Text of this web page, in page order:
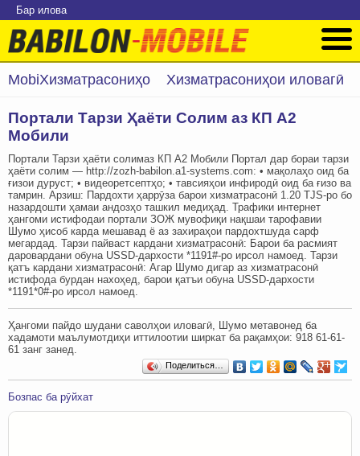
Бар илова
MobiХизматрасониҳо Хизматрасониҳои иловагӣ
Портали Тарзи Ҳаёти Солим аз КП А2
Мобили
Портали Тарзи ҳаёти солимаз КП А2 Мобили Портал дар бораи тарзи
ҳаёти солим — http://zozh-babilon.a1-systems.com: • мақолаҳо оид ба
ғизои дуруст; • видеоретсептҳо; • тавсияҳои инфиродӣ оид ба ғизо ва
тамрин. Арзиш: Пардохти ҳаррӯза барои хизматрасонӣ 1.20 TJS-ро бо
назардошти ҳамаи андозҳо ташкил медиҳад. Трафики интернет
ҳангоми истифодаи портали ЗОЖ мувофиқи нақшаи тарофавии
Шумо ҳисоб карда мешавад ё аз захираҳои пардохтшуда сарф
мегардад. Тарзи пайваст кардани хизматрасонӣ: Барои ба расмият
даровардани обуна USSD-дархости *1191#-ро ирсол намоед. Тарзи
қатъ кардани хизматрасонӣ: Агар Шумо дигар аз хизматрасонӣ
истифода бурдан нахоҳед, барои қатъи обуна USSD-дархости
*1191*0#-ро ирсол намоед.
Ҳангоми пайдо шудани саволҳои иловагӣ, Шумо метавонед ба
хадамоти маълумотдиҳи иттилоотии ширкат ба рақамҳои: ‎‎918 61-61-
61 занг занед.
Поделиться…
Бозпас ба рӯйхат